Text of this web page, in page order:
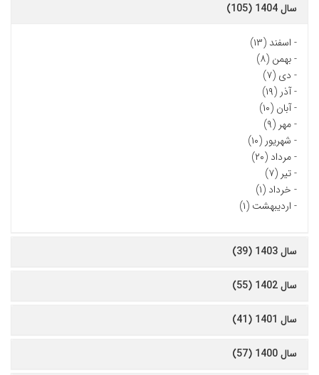
سال 1404 (105)
- اسفند (۱۳)
-بهمن (۸)
- دی (۷)
-آذر (۱۹)
-آبان (۱۰)
-مهر (۹)
- شهریور (۱۰)
-مرداد (۲۰)
-تیر (۷)
- خرداد (۱)
- اردیبهشت (۱)
سال 1403 (39)
سال 1402 (55)
سال 1401 (41)
سال 1400 (57)